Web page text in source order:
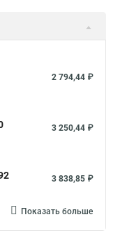
2 794,44 ₽
3 250,44 ₽
3 838,85 ₽
Показать больше